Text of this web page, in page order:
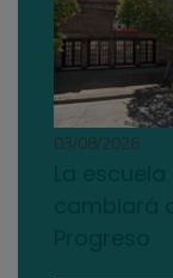
03/08/2026